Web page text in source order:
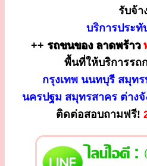
รับจ้า
บริการประทั
++ รถขนของ ลาดพร้าว
พื้นที่ให้บริการรถ
กรุงเทพ นนทบุรี สมุท
นครปฐม สมุทรสาคร ต่าง
ติดต่อสอบถามฟรี!